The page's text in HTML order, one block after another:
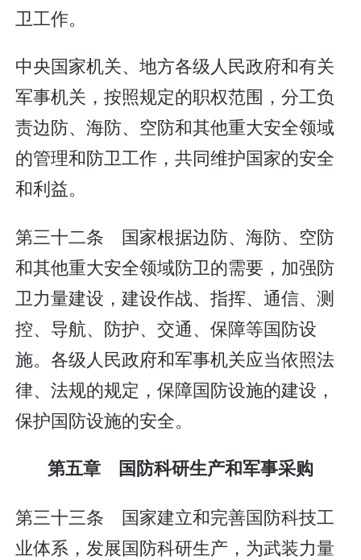
卫工作。
中央国家机关、地方各级人民政府和有关
军事机关，按照规定的职权范围，分工负
责边防、海防、空防和其他重大安全领域
的管理和防卫工作，共同维护国家的安全
和利益。
第三十二条 国家根据边防、海防、空防
和其他重大安全领域防卫的需要，加强防
卫力量建设，建设作战、指挥、通信、测
控、导航、防护、交通、保障等国防设
施。各级人民政府和军事机关应当依照法
律、法规的规定，保障国防设施的建设，
保护国防设施的安全。
第五章 国防科研生产和军事采购
第三十三条 国家建立和完善国防科技工
业体系，发展国防科研生产，为武装力量